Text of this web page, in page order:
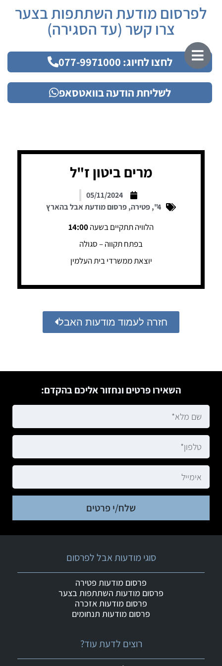
לפרסום מודעת השתתפות בצער
צרו קשר (עד הסגירה)
לחצו לחיוג: 077-9971000
לשליחת הודעה בוואטסאפ
מרים ביטון ז"ל
05/11/2024
4"
,פטירה,פרסום מודעת אבל בהארץ
הלוויה תתקיים בשעה14:00
בפתח תקווה – סגולה
יוצאת ממשרדי בית העלמין
חזרה לעמוד מודעות האבל
השאירו פרטים ונחזור אליכם בהקדם:
שלח/י פרטים
רוצים לדעת עוד?
סוגי מודעות אבל לפרסום
פרסום מודעות פטירה
פרסום מודעות השתתפות בצער
פרסום מודעות אזכרה
פרסום מודעות תנחומים